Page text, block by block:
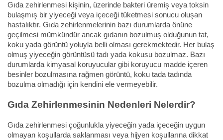
Gıda zehirlenmesi kişinin, üzerinde bakteri üremiş veya toksin
bulaşmış bir yiyeceği veya içeceği tüketmesi sonucu oluşan
hastalıktır. Gıda zehirlenmelerinin bazı durumlarda önüne
geçilmesi mümkündür ancak gıdanın bozulmuş olduğunun tat,
koku yada görüntü yoluyla belli olması gerekmektedir. Her bulaş
olmuş yiyeceğin görüntüsü tadı yada kokusu bozulmaz. Bazı
durumlarda kimyasal koruyucular gibi koruyucu madde içeren
besinler bozulmasına rağmen görüntü, koku tada tadında
bozulma olmadığı için kendini ele vermeyebilir.
Gıda Zehirlenmesinin Nedenleri Nelerdir?
Gıda zehirlenmesi çoğunlukla yiyeceğin yada içeceğin uygun
olmayan koşullarda saklanması veya hijyen koşullarına dikkat